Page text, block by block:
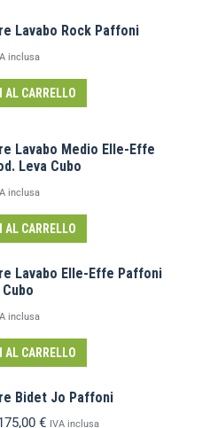
Lavabo Rock Paffoni
inclusa
AL CARRELLO
Lavabo Medio Elle-Effe
Leva Cubo
inclusa
AL CARRELLO
Lavabo Elle-Effe Paffoni
inclusa
AL CARRELLO
Bidet Jo Paffoni
€ IVA inclusa